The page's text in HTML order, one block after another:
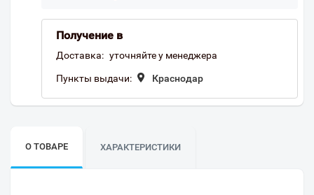
Получение в
Доставка: уточняйте у менеджера
Пункты выдачи: Краснодар
О ТОВАРЕ ХАРАКТЕРИСТИКИ